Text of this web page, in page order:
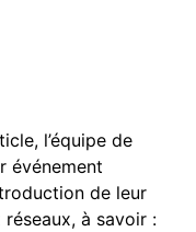
l’équipe de
événement
de leur
à savoir :